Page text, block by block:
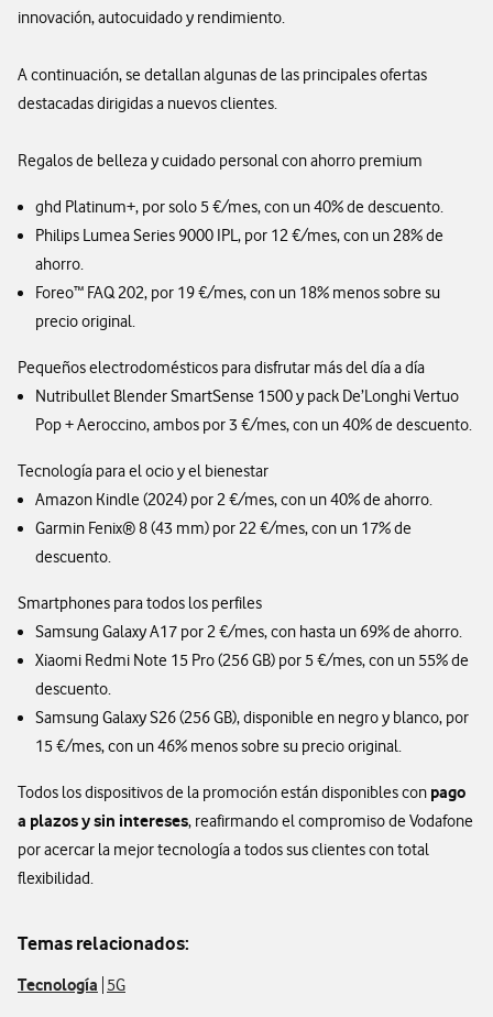
innovación, autocuidado y rendimiento.
A continuación, se detallan algunas de las principales ofertas
destacadas dirigidas a nuevos clientes.
Regalos de belleza y cuidado personal con ahorro premium
ghd Platinum+, por solo 5 €/mes, con un 40% de descuento.
Philips Lumea Series 9000 IPL, por 12 €/mes, con un 28% de
ahorro.
Foreo™ FAQ 202, por 19 €/mes, con un 18% menos sobre su
precio original.
Pequeños electrodomésticos para disfrutar más del día a día
Nutribullet Blender SmartSense 1500 y pack De’Longhi Vertuo
Pop + Aeroccino, ambos por 3 €/mes, con un 40% de descuento.
Tecnología para el ocio y el bienestar
Amazon Kindle (2024) por 2 €/mes, con un 40% de ahorro.
Garmin Fenix® 8 (43 mm) por 22 €/mes, con un 17% de
descuento.
Smartphones para todos los perfiles
Samsung Galaxy A17 por 2 €/mes, con hasta un 69% de ahorro.
Xiaomi Redmi Note 15 Pro (256 GB) por 5 €/mes, con un 55% de
descuento.
Samsung Galaxy S26 (256 GB), disponible en negro y blanco, por
15 €/mes, con un 46% menos sobre su precio original.
Todos los dispositivos de la promoción están disponibles con pago
a plazos y sin intereses, reafirmando el compromiso de Vodafone
por acercar la mejor tecnología a todos sus clientes con total
flexibilidad.
Temas relacionados:
Tecnología 5G